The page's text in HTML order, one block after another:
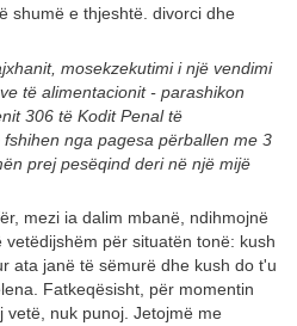
shumë e thjeshtë. divorci dhe
mosekzekutimi i një vendimi
të alimentacionit - parashikon
306 të Kodit Penal të
nga pagesa përballen me 3
prej pesëqind deri në një mijë
mezi ia dalim mbanë, ndihmojnë
vetëdijshëm për situatën tonë: kush
ata janë të sëmurë dhe kush do t'u
Fatkeqësisht, për momentin
vetë, nuk punoj. Jetojmë me